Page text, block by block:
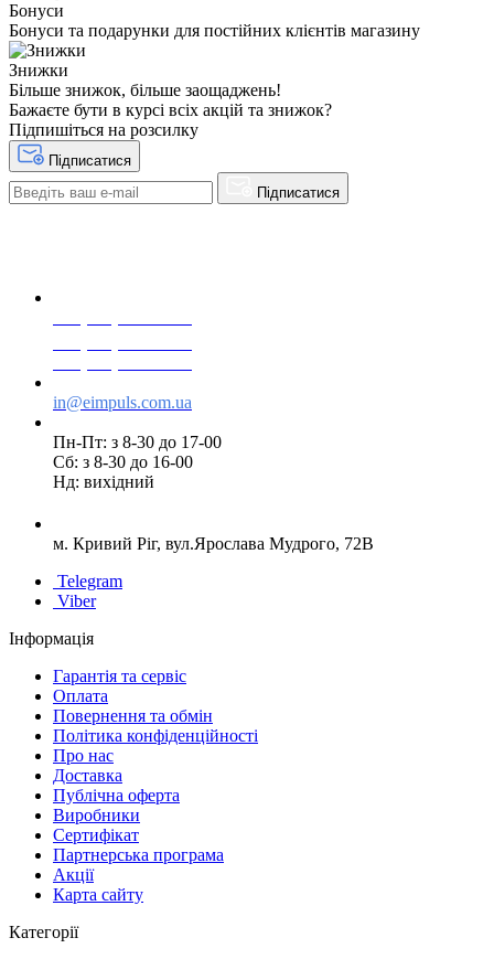
Бонуси
Бонуси та подарунки для постійних клієнтів магазину
Знижки
Більше знижок, більше заощаджень!
Бажаєте бути в курсі всіх акцій та знижок?
Підпишіться на розсилку
Підписатися
Підписатися
in@eimpuls.com.ua
Пн-Пт: з 8-30 до 17-00
Сб: з 8-30 до 16-00
Нд: вихідний
м. Кривий Ріг, вул.Ярослава Мудрого, 72В
Telegram
Viber
Інформація
Гарантія та сервіс
Оплата
Повернення та обмін
Політика конфіденційності
Про нас
Доставка
Публічна оферта
Виробники
Сертифікат
Партнерська програма
Акції
Карта сайту
Категорії